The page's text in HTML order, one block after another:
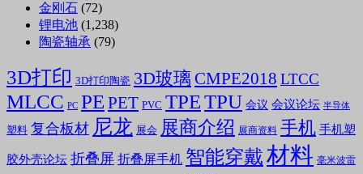
金刚石 (72)
锂电池 (1,238)
陶瓷轴承 (79)
3D打印 3D打印陶瓷 3D玻璃 CMPE2018 LTCC
MLCC PC PE PET PVC TPETPU 会议 会议论坛 半导体
塑料 复合板材 尼龙 展会 展商介绍 展商资料 手机 手机塑
胶外壳论坛 折叠屏 折叠屏手机 智能穿戴材料 毫米波雷